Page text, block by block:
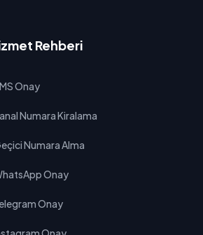
Rehberi
Onay
Numara Kiralama
Numara Alma
Onay
Onay